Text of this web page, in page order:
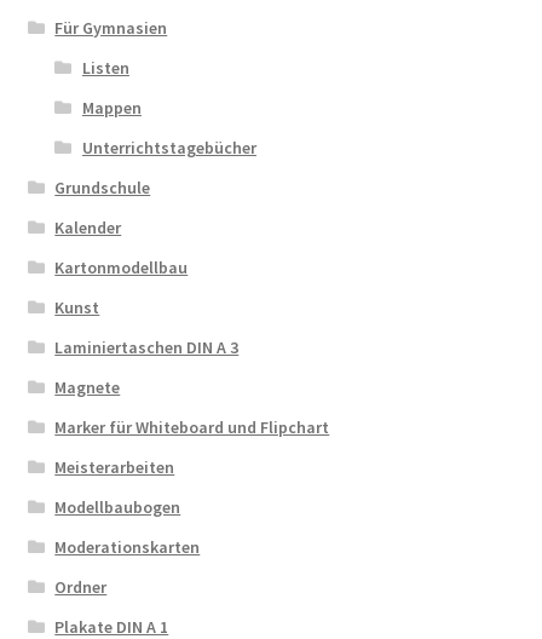
Für Gymnasien
Listen
Mappen
Unterrichtstagebücher
Grundschule
Kalender
Kartonmodellbau
Kunst
Laminiertaschen DIN A 3
Magnete
Marker für Whiteboard und Flipchart
Meisterarbeiten
Modellbaubogen
Moderationskarten
Ordner
Plakate DIN A 1